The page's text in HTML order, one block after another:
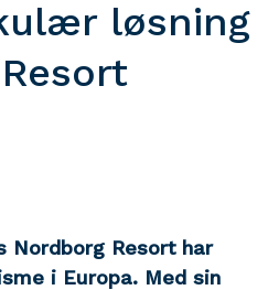
løsning
Nordborg Resort har
i Europa. Med sin